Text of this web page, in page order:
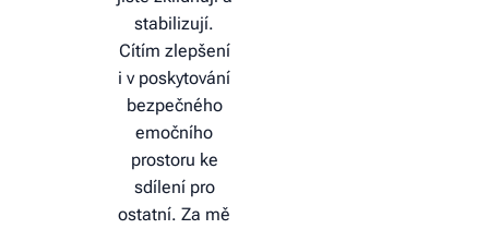
stabilizují.
Cítím zlepšení
i v poskytování
bezpečného
emočního
prostoru ke
sdílení pro
ostatní. Za mě